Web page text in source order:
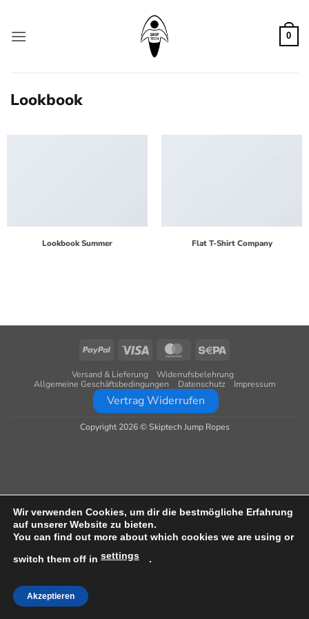
springen
0
Lookbook
Lookbook Summer Flat T-Shirt Company
PayPal Visa MasterCard
Versand & Lieferung
Widerrufsbelehrung
Allgemeine Geschäftsbedingungen
Datenschutz Impressum
Vertrag Widerrufen
Copyright 2026 © Skiptech Jump Ropes
Wir verwenden Cookies, um dir die bestmögliche Erfahrung
auf unserer Website zu bieten.
You can find out more about which cookies we are using or
switch them off in settings .
Akzeptieren